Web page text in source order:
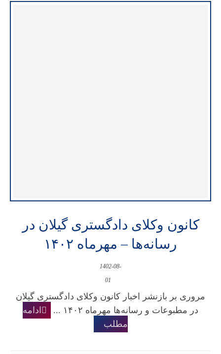
کانون وکلای دادگستری گیلان در
رسانه‌ها – مهرماه ۱۴۰۲
1402-08-
01
مروری بر بازنشر اخبار کانون وکلای دادگستری گیلان
در مطبوعات و رسانه‌ها مهرماه ۱۴۰۲ ...
ادامه
مطلب